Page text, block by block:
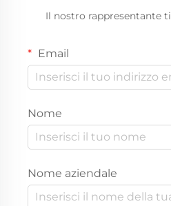
Il nostro rappresentante
Email
Nome
Nome aziendale